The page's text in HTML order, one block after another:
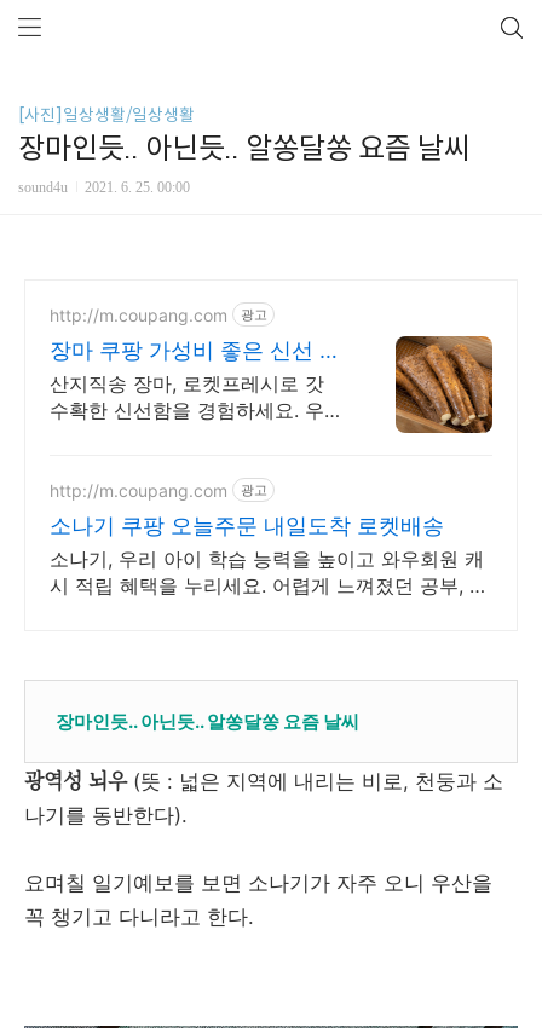
[사진]일상생활/일상생활
장마인듯.. 아닌듯.. 알쏭달쏭 요즘 날씨
sound4u 2021. 6. 25. 00:00
http://m.coupang.com 광고
장마 쿠팡 가성비 좋은 신선 채
소
산지직송 장마, 로켓프레시로 갓
수확한 신선함을 경험하세요. 우리
http://m.coupang.com 광고
소나기 쿠팡 오늘주문 내일도착 로켓배송
소나기, 우리 아이 학습 능력을 높이고 와우회원 캐
시 적립 혜택을 누리세요. 어렵게 느껴졌던 공부, 어
장마인듯.. 아닌듯.. 알쏭달쏭 요즘 날씨
광역성 뇌우(뜻 : 넓은 지역에 내리는 비로, 천둥과 소
나기를 동반한다).
요며칠 일기예보를 보면 소나기가 자주 오니 우산을
꼭 챙기고 다니라고 한다.